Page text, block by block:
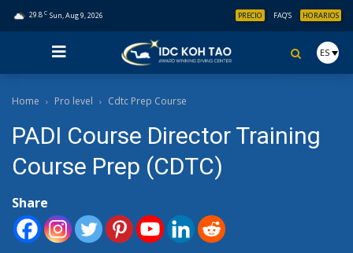
29.8 C Sun, Aug 9, 2026 PRECIO FAQ’S HORARIOS
ES
Home Pro level Cdtc Prep Course
PADI Course Director Training
Course Prep (CDTC)
Share